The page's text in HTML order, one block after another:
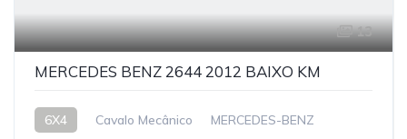
13
MERCEDES BENZ 2644 2012 BAIXO KM
6X4 Cavalo Mecânico
MERCEDES-BENZ